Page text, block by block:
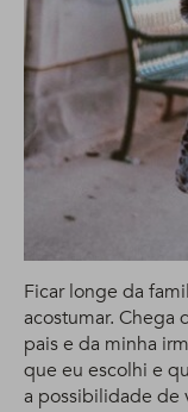
Ficar longe da
acostumar. Chega
pais e da minha
que eu escolhi e
a possibilidade de